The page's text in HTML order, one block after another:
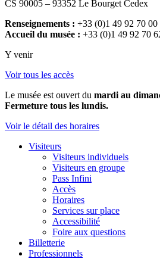
CS 90005 – 93352 Le Bourget Cedex
Renseignements : +33 (0)1 49 92 70 00
Accueil du musée : +33 (0)1 49 92 70
Y venir
Voir tous les accès
Le musée est ouvert du mardi au
Fermeture tous les lundis.
Voir le détail des horaires
Visiteurs
Visiteurs individuels
Visiteurs en groupe
Pass Infini
Accès
Horaires
Services sur place
Accessibilité
Foire aux questions
Billetterie
Professionnels